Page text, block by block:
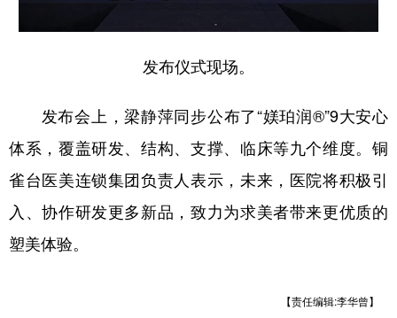
发布仪式现场。
发布会上，梁静萍同步公布了“媄珀润®”9大安心
体系，覆盖研发、结构、支撑、临床等九个维度。铜
雀台医美连锁集团负责人表示，未来，医院将积极引
入、协作研发更多新品，致力为求美者带来更优质的
塑美体验。
【责任编辑:李华曾】